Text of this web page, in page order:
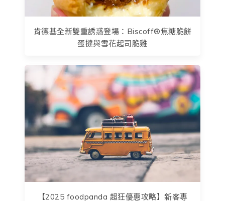
肯德基全新雙重誘惑登場：Biscoff®焦糖脆餅
蛋撻與雪花起司脆雞
【2025 foodpanda 超狂優惠攻略】新客專